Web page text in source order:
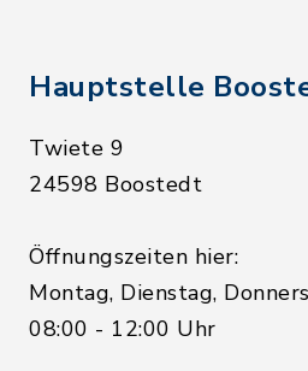
Hauptstelle
Twiete 9
24598 Boostedt
Öffnungszeiten hier:
Montag, Dienstag,
08:00 - 12:00 Uhr